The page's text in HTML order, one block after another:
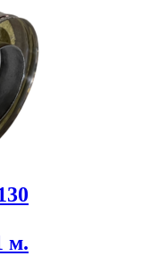
м.